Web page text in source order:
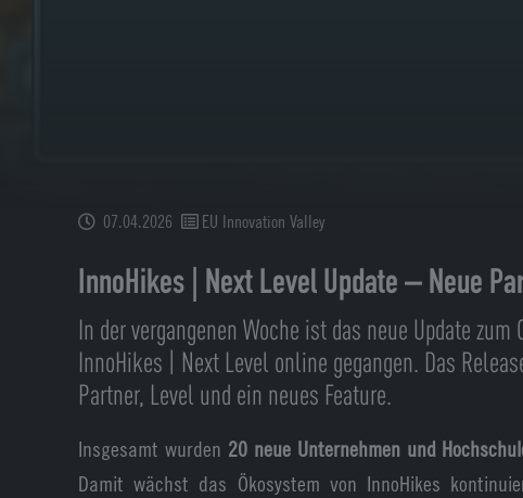
07.04.2026 EU Innovation Valley
InnoHikes | Next Level Update – Neue
In der vergangenen Woche ist das neue Update zum
InnoHikes | Next Level online gegangen. Das
Partner, Level und ein neues Feature.
Insgesamt wurden 20 neue Unternehmen und
Damit wächst das Ökosystem von InnoHikes